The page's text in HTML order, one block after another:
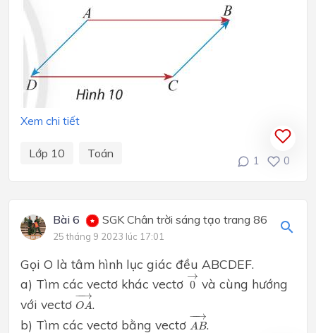
Xem chi tiết
Lớp 10 Toán
1 0
Bài 6 SGK Chân trời sáng tạo trang 86
25 tháng 9 2023 lúc 17:01
Gọi O là tâm hình lục giác đều ABCDEF.
a) Tìm các vectơ khác vectơ →
0
0→
và cùng hướng
với vectơ
−
−→
OA
OA →
.
b) Tìm các vectơ bằng vectơ
−
−→
AB
AB
.